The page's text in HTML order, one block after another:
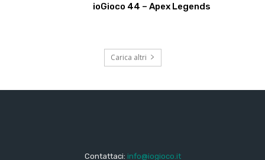
ioGioco 44 – Apex Legends
Carica altri
Contattaci: info@iogioco.it